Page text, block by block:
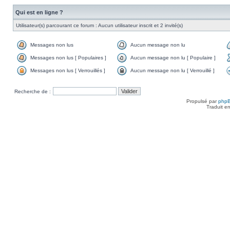
Qui est en ligne ?
Utilisateur(s) parcourant ce forum : Aucun utilisateur inscrit et 2 invité(s)
Messages non lus Aucun message non lu
Messages non lus [ Populaires ] Aucun message non lu [ Populaire ]
Messages non lus [ Verrouillés ] Aucun message non lu [ Verrouillé ]
Recherche de :
Propulsé par
Traduit